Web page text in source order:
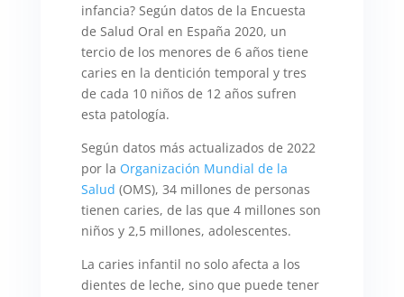
infancia? Según datos de la Encuesta
de Salud Oral en España 2020, un
tercio de los menores de 6 años tiene
caries en la dentición temporal y tres
de cada 10 niños de 12 años sufren
esta patología.
Según datos más actualizados de 2022
por la Organización Mundial de la
Salud (OMS), 34 millones de personas
tienen caries, de las que 4 millones son
niños y 2,5 millones, adolescentes.
La caries infantil no solo afecta a los
dientes de leche, sino que puede tener